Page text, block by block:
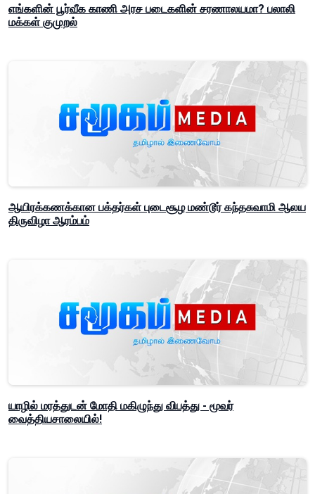
எங்களின் பூர்வீக காணி அரச படைகளின் சரணாலயமா? பலாலி
மக்கள் குமுறல்
ஆயிரக்கணக்கான பக்தர்கள் புடைசூழ மண்டூர் கந்தசுவாமி ஆலய
திருவிழா ஆரம்பம்
யாழில் மரத்துடன் மோதி மகிழுந்து விபத்து - மூவர்
வைத்தியசாலையில்!